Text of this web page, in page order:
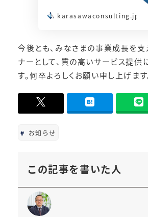
karasawaconsulting.jp
今後とも、みなさまの事業成長を支
ナーとして、質の高いサービス提供
す。何卒よろしくお願い申し上げます
お知らせ
この記事を書いた人